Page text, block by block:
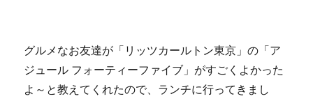
グルメなお友達が「リッツカールトン東京」の「ア
ジュール フォーティーファイブ」がすごくよかった
よ～と教えてくれたので、ランチに行ってきまし